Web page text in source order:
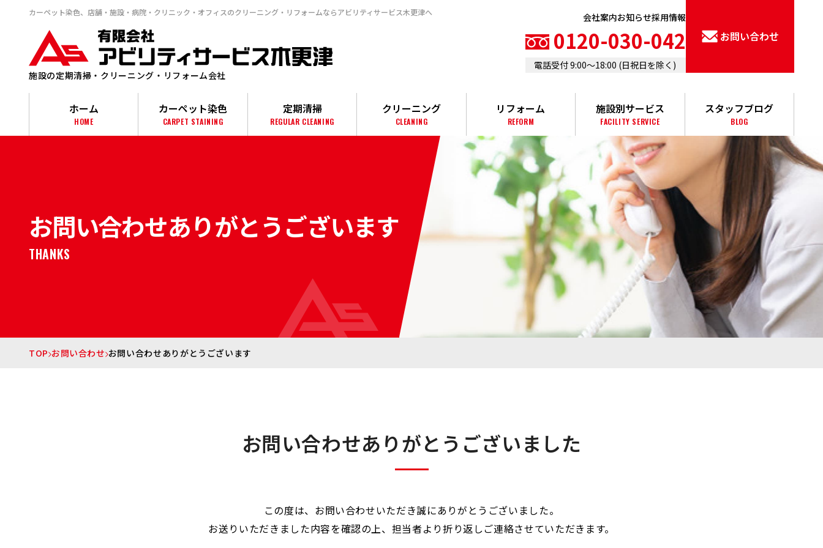
カーペット染⾊、店舗・施設・病院・クリニック・オフィスのクリーニング・リフォームならアビリティサービス⽊更津へ
施設の定期清掃・クリーニング・リフォーム会社
会社案内お知らせ採用情報
0120-030-042
電話受付 9:00〜18:00 (⽇祝⽇を除く)
お問い合わせ
ホーム
HOME
カーペット染色
CARPET STAINING
定期清掃
REGULAR CLEANING
クリーニング
CLEANING
リフォーム
REFORM
施設別サービス
FACILITY SERVICE
スタッフブログ
BLOG
お問い合わせありがとうございます
THANKS
TOP お問い合わせ お問い合わせありがとうございます
お問い合わせありがとうございました
この度は、お問い合わせいただき誠にありがとうございました。
お送りいただきました内容を確認の上、担当者より折り返しご連絡させていただきます。